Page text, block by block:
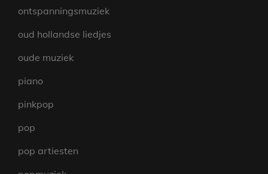
ontspanningsmuziek
oud hollandse liedjes
oude muziek
piano
pinkpop
pop
pop artiesten